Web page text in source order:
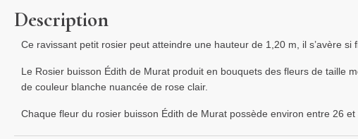
Description
Ce ravissant petit rosier peut atteindre une hauteur de 1,20 m, il s’avère si
Le Rosier buisson Édith de Murat produit en bouquets des fleurs de taille
de couleur blanche nuancée de rose clair.
Chaque fleur du rosier buisson Édith de Murat possède environ entre 26 et